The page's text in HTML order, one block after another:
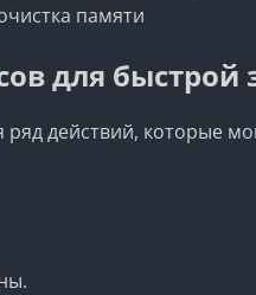
памяти
для быстрой
действий, которые